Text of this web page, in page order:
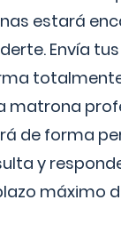
estará
Envía
matrona
de forma
y
máximo